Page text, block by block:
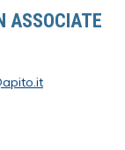
ASSOCIATE